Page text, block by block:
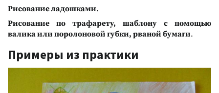
Рисование ладошками.
Рисование по трафарету, шаблону с помощью
валика или поролоновой губки, рваной бумаги.
Примеры из практики